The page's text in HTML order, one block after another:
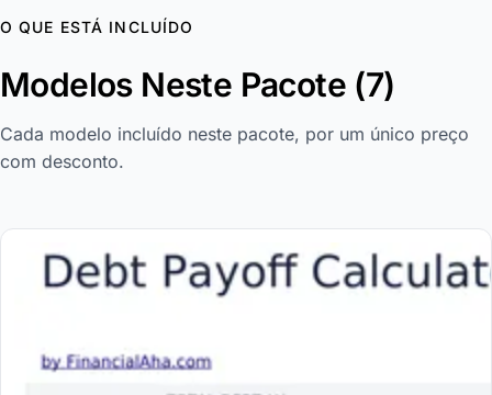
O QUE ESTÁ INCLUÍDO
Modelos Neste Pacote (7)
Cada modelo incluído neste pacote, por um único preço
com desconto.